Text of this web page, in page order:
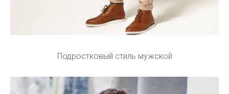
Подростковый стиль мужской